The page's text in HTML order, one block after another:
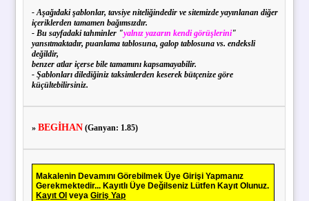
- Aşağıdaki şablonlar, tavsiye niteliğindedir ve sitemizde yayınlanan diğer
içeriklerden tamamen bağımsızdır.
- Bu sayfadaki tahminler "yalnız yazarın kendi görüşlerini"
yansıtmaktadır, puanlama tablosuna, galop tablosuna vs. endeksli
değildir,
benzer atlar içerse bile tamamını kapsamayabilir.
- Şablonları dilediğiniz taksimlerden keserek bütçenize göre
küçültebilirsiniz.
»BEGİHAN (Ganyan: 1.85)
Makalenin Devamını Görebilmek Üye Girişi Yapmanız
Gerekmektedir... Kayıtlı Üye Değilseniz Lütfen Kayıt Olunuz.
Kayıt Ol veyaGiriş Yap